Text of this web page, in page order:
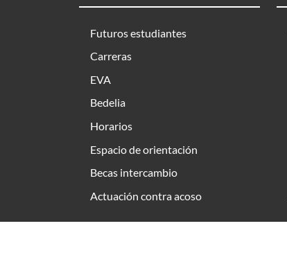
Futuros estudiantes
Carreras
EVA
Bedelia
Horarios
Espacio de orientación
Becas intercambio
Actuación contra acoso